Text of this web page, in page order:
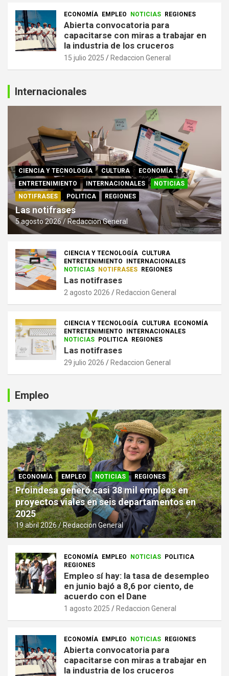
ECONOMÍA EMPLEO NOTICIAS REGIONES
Abierta convocatoria para
capacitarse con miras a trabajar en
la industria de los cruceros
15 julio 2025 Redaccion General
Internacionales
CIENCIA Y TECNOLOGÍA CULTURA
ECONOMÍA
ENTRETENIMIENTO
INTERNACIONALES
NOTICIAS
NOTIFRASES
POLITICA REGIONES
Las notifrases
5 agosto 2026 Redaccion General
CIENCIA Y TECNOLOGÍA CULTURA
ENTRETENIMIENTO
INTERNACIONALES
NOTICIAS
NOTIFRASES REGIONES
Las notifrases
2 agosto 2026 Redaccion General
CIENCIA Y TECNOLOGÍA CULTURA
ECONOMÍA
ENTRETENIMIENTO
INTERNACIONALES
NOTICIAS
POLITICA REGIONES
Las notifrases
29 julio 2026 Redaccion General
Empleo
ECONOMÍA EMPLEO NOTICIAS REGIONES
Proindesa generó casi 38 mil empleos en
proyectos viales en seis departamentos en
2025
19 abril 2026 Redaccion General
ECONOMÍA EMPLEO NOTICIAS POLITICA
REGIONES
Empleo sí hay: la tasa de desempleo
en junio bajó a 8,6 por ciento, de
acuerdo con el Dane
1 agosto 2025 Redaccion General
ECONOMÍA EMPLEO NOTICIAS REGIONES
Abierta convocatoria para
capacitarse con miras a trabajar en
la industria de los cruceros